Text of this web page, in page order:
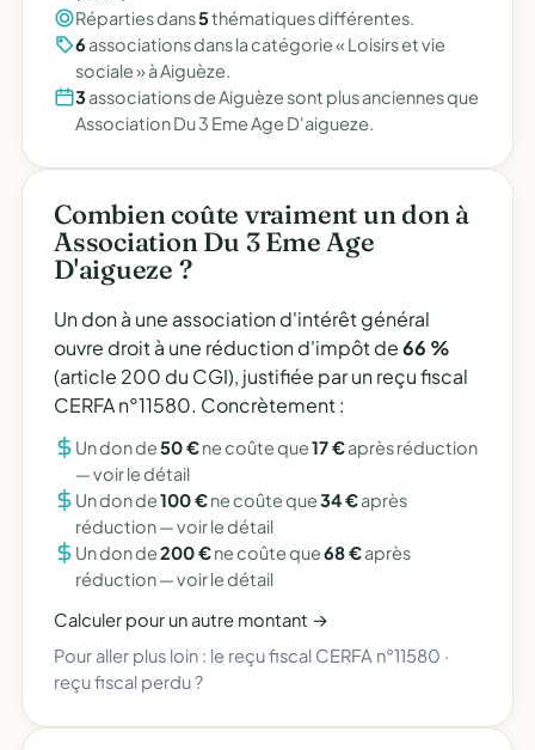
Réparties dans5thématiques différentes.
6 associations dans la catégorie « Loisirs et vie
sociale » à Aiguèze.
3associations de Aiguèze sont plus anciennes que
Association Du 3 Eme Age D'aigueze.
Combien coûte vraiment un don à
Association Du 3 Eme Age
D'aigueze ?
Un don à une association d'intérêt général
ouvre droit à une réduction d'impôt de66 %
(article 200 du CGI), justifiée par un reçu fiscal
CERFA n°11580. Concrètement :
Un don de50 €ne coûte que17 €après réduction
—voir le détail
Un don de100 €ne coûte que34 €après
réduction —voir le détail
Un don de200 €ne coûte que68 €après
réduction —voir le détail
Calculer pour un autre montant →
Pour aller plus loin : le reçu fiscal CERFA n°11580 ·
reçu fiscal perdu ?